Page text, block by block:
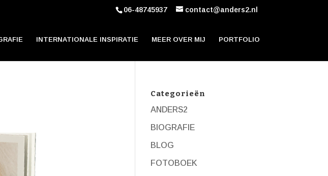
06-48745937 contact@anders2.nl
INTERNATIONALE INSPIRATIE MEER OVER MIJ PORTFOLIO
Categorieën
ANDERS2
BIOGRAFIE
BLOG
FOTOBOEK